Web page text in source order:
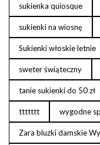
sukienka quiosque
sukienki na wiosnę
Sukienki włoskie letnie
sweter świąteczny
tanie sukienki do 50 zł
ttttttt wygodne
Zara bluzki damskie